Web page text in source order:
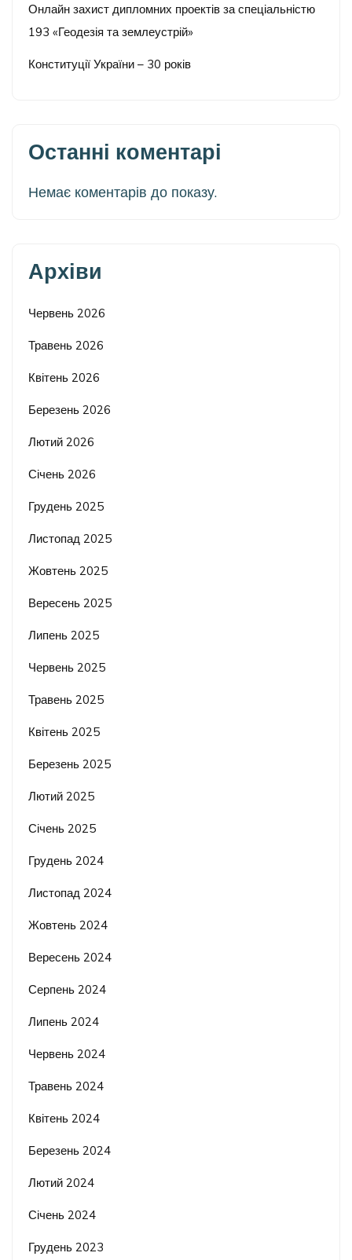
Онлайн захист дипломних проектів за спеціальністю
193 «Геодезія та землеустрій»
Конституції України – 30 років
Останні коментарі
Немає коментарів до показу.
Архіви
Червень 2026
Травень 2026
Квітень 2026
Березень 2026
Лютий 2026
Січень 2026
Грудень 2025
Листопад 2025
Жовтень 2025
Вересень 2025
Липень 2025
Червень 2025
Травень 2025
Квітень 2025
Березень 2025
Лютий 2025
Січень 2025
Грудень 2024
Листопад 2024
Жовтень 2024
Вересень 2024
Серпень 2024
Липень 2024
Червень 2024
Травень 2024
Квітень 2024
Березень 2024
Лютий 2024
Січень 2024
Грудень 2023